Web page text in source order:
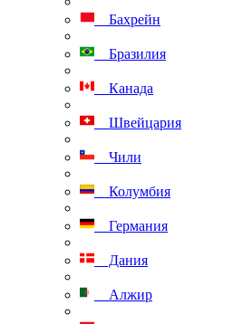
Бахрейн
Бразилия
Канада
Швейцария
Чили
Колумбия
Германия
Дания
Алжир